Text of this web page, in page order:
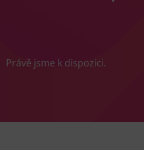
Právě jsme k dispozici.